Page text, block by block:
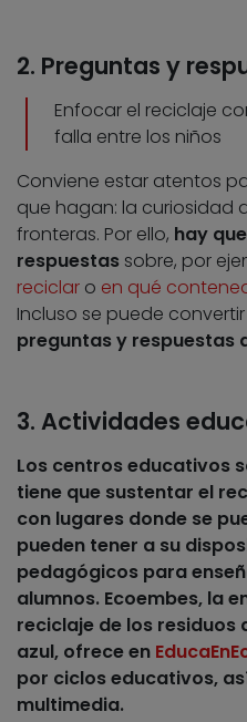
2. Preguntas y
Enfocar el reciclaje
falla entre los niños
Conviene estar atentos
que hagan: la curiosidad
fronteras. Por ello, hay
respuestas sobre, por
reciclar o en qué
Incluso se puede
preguntas y respuestas
3. Actividades
Los centros educativos
tiene que sustentar el
con lugares donde se
pueden tener a su
pedagógicos para
alumnos. Ecoembes, la
reciclaje de los
azul, ofrece en
por ciclos educativos,
multimedia.